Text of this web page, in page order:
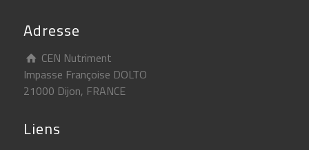
Adresse
CEN Nutriment
Impasse Françoise DOLTO
21000 Dijon, FRANCE
Liens